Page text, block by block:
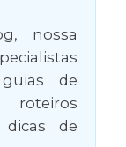
nossa
de
dicas de